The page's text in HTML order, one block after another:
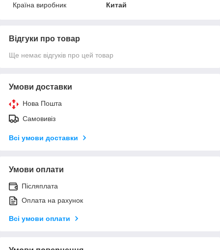
Країна виробник
Китай
Відгуки про товар
Ще немає відгуків про цей товар
Умови доставки
Нова Пошта
Самовивіз
Всі умови доставки
Умови оплати
Післяплата
Оплата на рахунок
Всі умови оплати